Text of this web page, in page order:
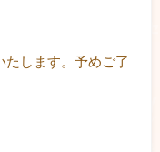
します。予めご了